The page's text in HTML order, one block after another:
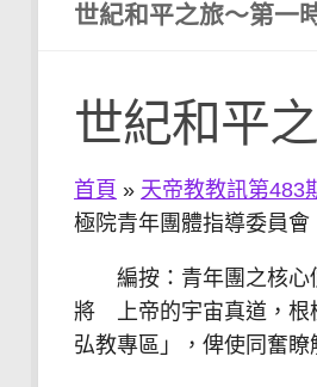
世紀和平之旅〜第一
世紀和平
首頁 » 天帝教教訊第483
極院青年團體指導委員
編按：青年團之核心價
將 上帝的宇宙真道，根
弘教專區」，俾使同奮瞭